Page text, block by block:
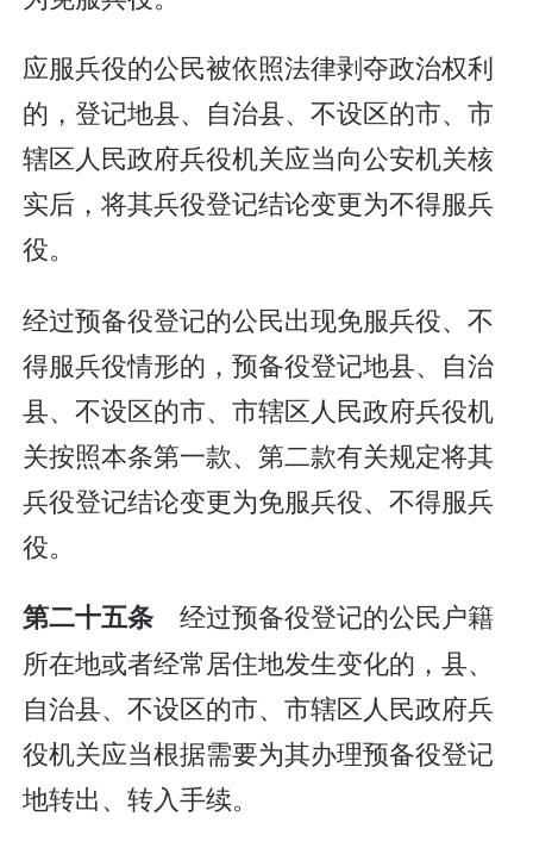
应服兵役的公民被依照法律剥夺政治权利
的，登记地县、自治县、不设区的市、市
辖区人民政府兵役机关应当向公安机关核
实后，将其兵役登记结论变更为不得服兵
役。
经过预备役登记的公民出现免服兵役、不
得服兵役情形的，预备役登记地县、自治
县、不设区的市、市辖区人民政府兵役机
关按照本条第一款、第二款有关规定将其
兵役登记结论变更为免服兵役、不得服兵
役。
第二十五条经过预备役登记的公民户籍
所在地或者经常居住地发生变化的，县、
自治县、不设区的市、市辖区人民政府兵
役机关应当根据需要为其办理预备役登记
地转出、转入手续。